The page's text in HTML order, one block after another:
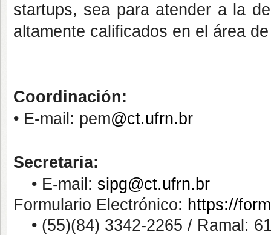
startups, sea para atender a la
altamente calificados en el área
Coordinación:
• E-mail: pem@ct.ufrn.br
Secretaria:
• E-mail: sipg@ct.ufrn.br
Formulario Electrónico: https://
• (55)(84) 3342-2265 / Ramal: